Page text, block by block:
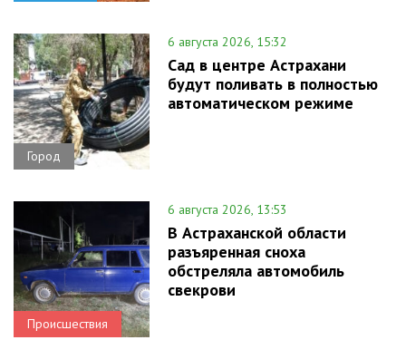
Город
6 августа 2026, 15:32
Сад в центре Астрахани
будут поливать в полностью
автоматическом режиме
Происшествия
6 августа 2026, 13:53
В Астраханской области
разъяренная сноха
обстреляла автомобиль
свекрови